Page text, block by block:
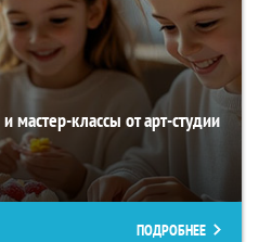
классы от арт-студии
ПОДРОБНЕЕ